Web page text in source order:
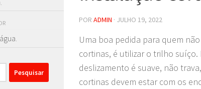
POR ADMIN · JULHO 19, 2022
Uma boa pedida para quem
cortinas, é utilizar o trilho
deslizamento é suave, não
cortinas devem estar com os